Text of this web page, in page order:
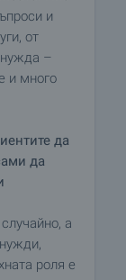
и
от
нужда –
и много
да
да
а
роля е